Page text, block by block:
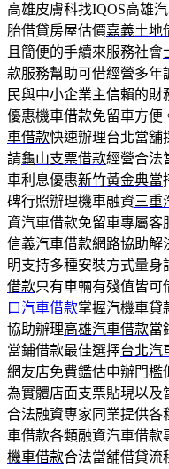
高雄皮膚科找IQOS高雄
胎借貸房屋估價嘉義土地
且簡便的手續來服務社會
款服務幫助可借經營多年
民與中小企業主信賴的財
優惠機車借款免留車方便
車借款快速辦理台北當舖
請龜山支票借款經營合法
車利息優惠新竹黃金典當
碑行照辦理機車融資三重
資汽車借款免留車專屬客
信義汽車借款網路協助解
明支持多種安裝方式量
借款只有車輛有殘值皆可
口汽車借款掌握汽機車貸
協助辦理高雄汽車借款當
當鋪借款最佳選擇台北汽
網友店免費鑑估申辦門檻
為實體店面支票貼現以及
合法融資專家同業提供各
車借款各類融資汽車借款
機車借款合法當舖借貸流